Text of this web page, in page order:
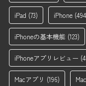
iPad (73) iPhone
iPhoneの基本機能 (123)
iPhoneアプリレビュー
Macアプリ (196)